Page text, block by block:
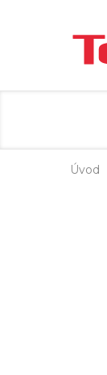
Úvod